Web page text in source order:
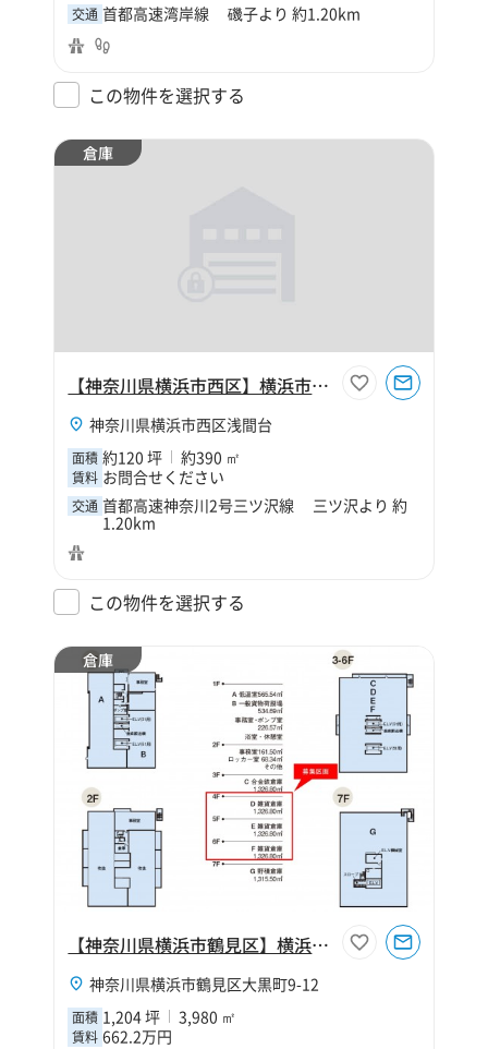
交通 首都高速湾岸線 磯子より 約1.20km
この物件を選択する
倉庫
【神奈川県横浜市西区】横浜市西区浅間台120坪倉庫
神奈川県横浜市西区浅間台
面積 約120 坪 約390 ㎡
賃料 お問合せください
交通 首都高速神奈川2号三ツ沢線 三ツ沢より 約
1.20km
この物件を選択する
倉庫
【神奈川県横浜市鶴見区】横浜市鶴見区大黒町9丁目1204坪倉庫
神奈川県横浜市鶴見区大黒町9-12
面積 1,204 坪 3,980 ㎡
賃料 662.2万円